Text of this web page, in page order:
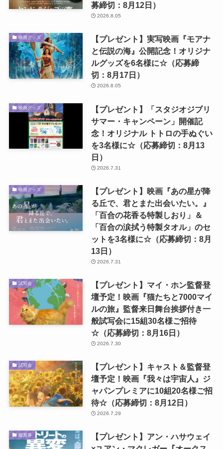
募締切：8月12日）
2026.8.05
映画グッズ
【プレゼント】実写映画『モアナ
と伝説の海』公開記念！オリジナ
ルグッズを6名様に☆（応募締
切：8月17日）
2026.8.05
映画グッズ
【プレゼント】「スタジオジブリ
サマー・キャンペーン」開催記
念！オリジナル トトロの手ぬぐい
を3名様に☆（応募締切：8月13
日）
2026.7.31
映画グッズ
【プレゼント】映画『あの星が降
る丘で、君とまた出会いたい。』
「百合の花香る特製しおり」＆
「百合の涙拭う特製タオル」のセ
ットを3名様に☆（応募締切：8月
13日）
2026.7.31
試写会
【プレゼント】マイ・ホン監督登
壇予定！映画『猫たちと7000マイ
ルの旅』監督来日舞台挨拶付き一
般試写会に15組30名様ご招待
☆（応募締切：8月16日）
2026.7.30
試写会
【プレゼント】キャスト＆監督登
壇予定！映画『我々は宇宙人』ジ
ャパンプレミアに10組20名様ご招
待☆（応募締切：8月12日）
2026.7.29
鑑賞券
【プレゼント】アン・ハサウェイ